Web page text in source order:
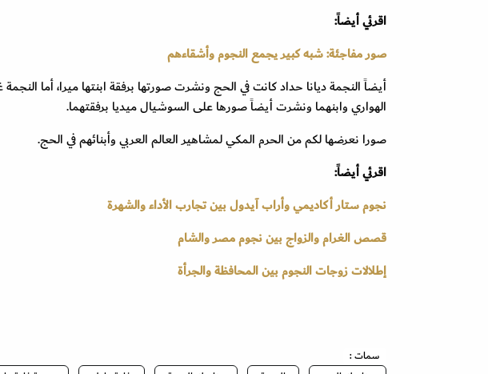
اقرئي أيضاً:
صور مفاجئة: شبه كبير يجمع النجوم وأشقاءهم
أيضاً النجمة ديانا حداد كانت في الحج ونشرت صورتها برفقة ابنتها ميرا، أما
الهواري وابنهما ونشرت أيضاً صورها على السوشيال ميديا برفقتهما.
صورا نعرضها لكم من الحرم المكي لمشاهير العالم العربي وأبنائهم في الحج.
اقرئي أيضاً:
نجوم ستار أكاديمي وأراب آيدول بين تجارب الأداء والشهرة
قصص الغرام والزواج بين نجوم مصر والشام
إطلالات زوجات النجوم بين المحافظة والجرأة
سمات :